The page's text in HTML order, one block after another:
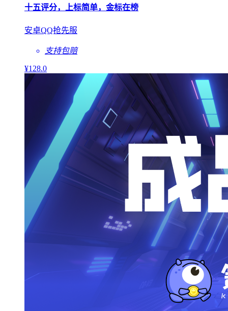
十五评分，上标简单，金标在榜
安卓QQ抢先服
支持包赔
¥128.0